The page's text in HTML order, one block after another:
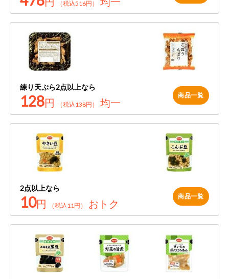
コープしがの情報サイト
ご利用ガイド
商品のリクエスト
アプリのダウンロード
PC版サイトを表示
テキスト注文サイトを表示
お問い合わせ
キッチン用品
洗濯・バス・
トイレ用品
住居・生活用
コスメ＆ボデ
ィケア
ベビー
衣料品
趣味・娯楽
先着限定企画
スマート・ワ
ン注文
りんご
アレルゲン情報は、商品企画時の情報のため、ご使用前には
必ず商品パッケージの表示をご確認ください。
特定原材料に準ずるものは、お取引先から情報提供のあった
範囲でのお知らせです。
（税込516円）
練り天ぷら2点以上なら
128円 （税込138円） 均一
商品一覧
2点以上なら
10円 （税込11円） おトク
商品一覧